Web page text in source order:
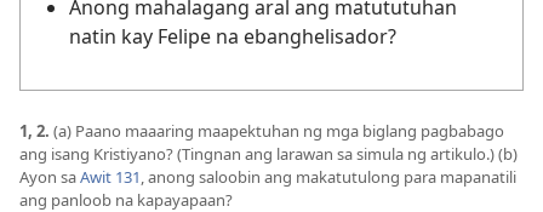
Anong mahalagang aral ang matututuhan
natin kay Felipe na ebanghelisador?
1, 2. (a) Paano maaaring maapektuhan ng mga biglang pagbabago
ang isang Kristiyano? (Tingnan ang larawan sa simula ng artikulo.) (b)
Ayon saAwit 131, anong saloobin ang makatutulong para mapanatili
ang panloob na kapayapaan?